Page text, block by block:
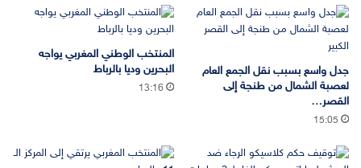
جدل واسع بسبب نقل الجمع العام
لعصبة الشمال من طنجة إلى
القصر…
15:05
المنتخب الوطني المغربي يواجه
البحرين وديا بالرباط
13:16